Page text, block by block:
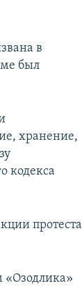
в
был
хранение,
кодекса
протеста
«Озодлика»